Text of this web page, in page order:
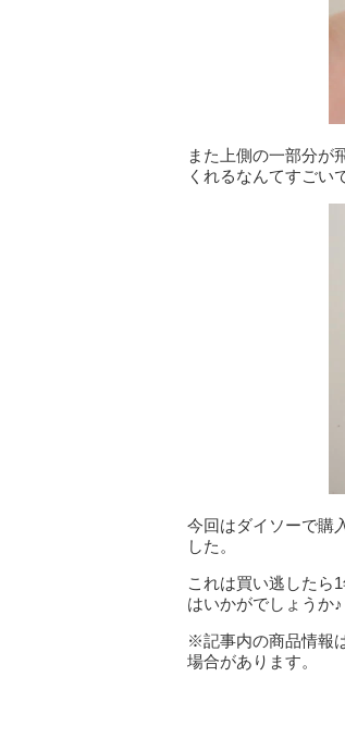
また上側の一部分が
くれるなんてすごい
今回はダイソーで購
した。
これは買い逃したら
はいかがでしょうか♪
※記事内の商品情報
場合があります。